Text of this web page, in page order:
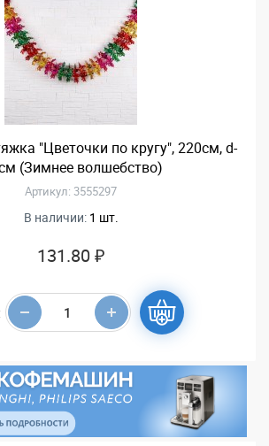
"Цветочки по кругу", 220см, d-
(Зимнее волшебство)
Артикул: 3555297
В наличии: 1 шт.
131.80 ₽